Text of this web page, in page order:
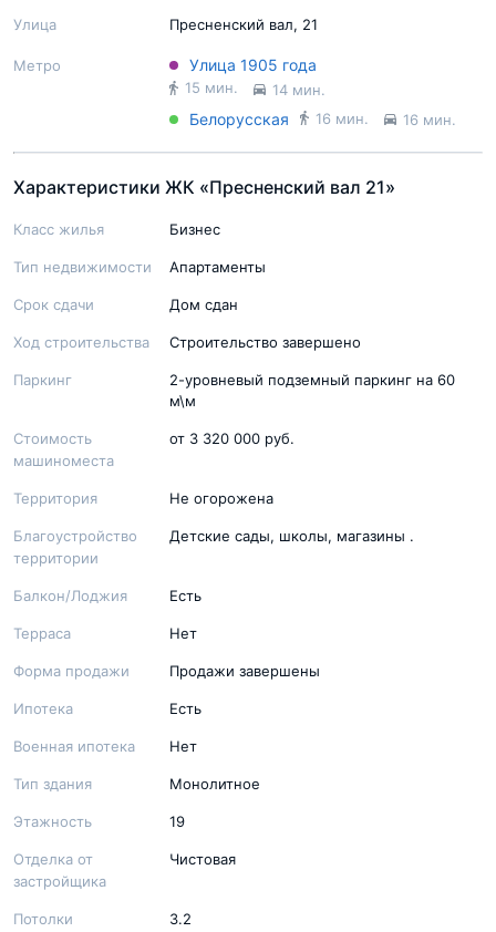
Улица Пресненский вал, 21
Метро Улица 1905 года
15 мин. 14 мин.
Белорусская 16 мин. 16 мин.
Характеристики ЖК «Пресненский вал 21»
Класс жилья Бизнес
Тип недвижимости Апартаменты
Срок сдачи Дом сдан
Ход строительства Строительство завершено
Паркинг
2-уровневый подземный паркинг на 60
м\м
Стоимость
машиноместа
от 3 320 000 руб.
Территория Не огорожена
Благоустройство
территории
Детские сады, школы, магазины .
Балкон/Лоджия Есть
Терраса Нет
Форма продажи Продажи завершены
Ипотека Есть
Военная ипотека Нет
Тип здания Монолитное
Этажность 19
Отделка от
застройщика
Чистовая
Потолки 3.2